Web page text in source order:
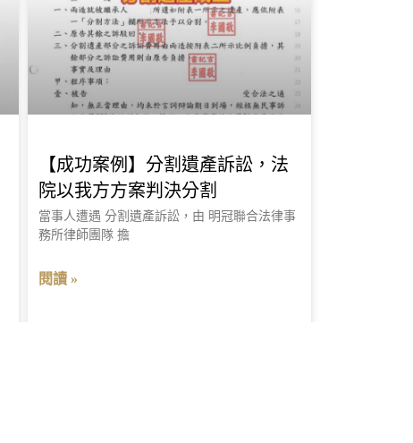
【成功案例】分割遺產訴訟，法
院以我方方案判決分割
當事人遭遇 分割遺產訴訟，由 明冠聯合法律事
務所律師團隊 擔
閱讀 »